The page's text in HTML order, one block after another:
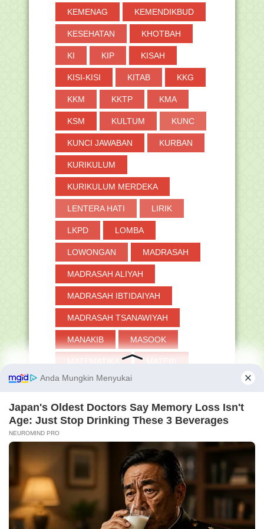
►2018(264)
►2017(371)
2016(2)
KEMENAG KEMENDIKBUD
KESEHATAN KHOTBAH
KI KIP KISAH
KISI-KISI KITAB KKG
KKM KKTP KMA
KSM KULTUM KUNC
KUNCI JAWABAN KURBAN
KURIKULUM
KURIKULUM MERDEKA
LENTERA HATI LIRIK
LKPD LOMBA
LOWONGAN MADRASAH
MADRASAH ALIYAH
MADRASAH IBTIDAIYAH
MADRASAH TSANAWIYAH
MANAKIB MASOOK
MENDIKDASMEN
MODUL MOTIVASI
MP3 MUHARRAM
MUI MY FAMILY
MYRES
MYSAPK NAIK PANGKAT
NISN